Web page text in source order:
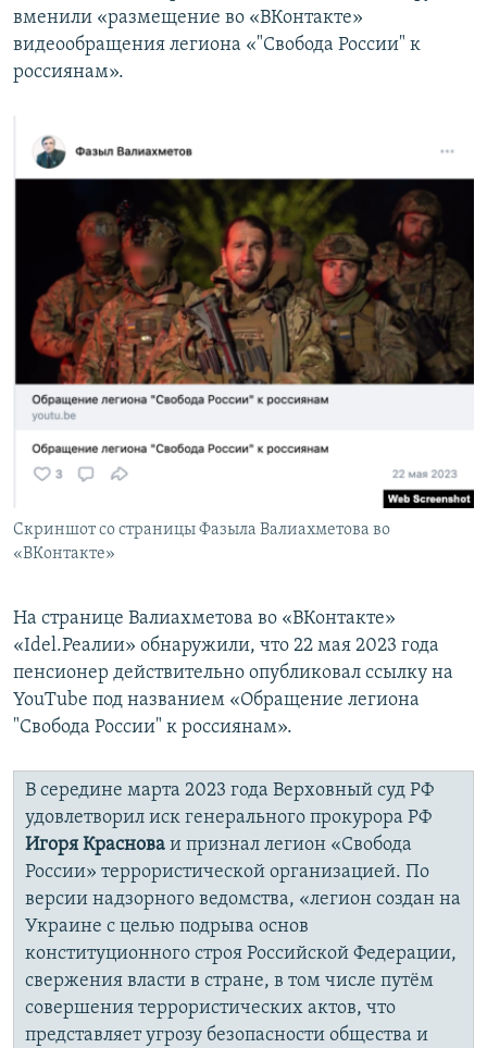
вменили «размещение во «ВКонтакте»
видеообращения легиона «"Свобода России" к
россиянам».
Скриншот со страницы Фазыла Валиахметова во
«ВКонтакте»
На странице Валиахметова во «ВКонтакте»
«Idel.Реалии» обнаружили, что 22 мая 2023 года
пенсионер действительно опубликовал ссылку на
YouTube под названием «Обращение легиона
"Свобода России" к россиянам».
В середине марта 2023 года Верховный суд РФ
удовлетворил иск генерального прокурора РФ
Игоря Краснова и признал легион «Свобода
России» террористической организацией. По
версии надзорного ведомства, «легион создан на
Украине с целью подрыва основ
конституционного строя Российской Федерации,
свержения власти в стране, в том числе путём
совершения террористических актов, что
представляет угрозу безопасности общества и